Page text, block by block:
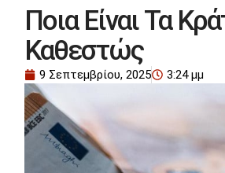
Ποια Είναι Τα
Καθεστώς
9 Σεπτεμβρίου, 2025 3:24 μμ